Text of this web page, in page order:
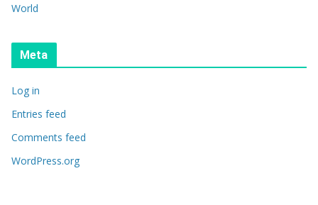
World
Meta
Log in
Entries feed
Comments feed
WordPress.org